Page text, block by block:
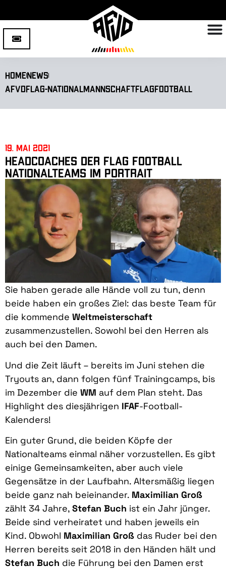
HomeNews
AFVDFlag-NationalmannschaftFlagfootball
19. Mai 2021
Headcoaches der Flag Football
Nationalteams im Portrait
Sie haben gerade alle Hände voll zu tun, denn
beide haben ein großes Ziel: das beste Team für
die kommende Weltmeisterschaft
zusammenzustellen. Sowohl bei den Herren als
auch bei den Damen.
Und die Zeit läuft – bereits im Juni stehen die
Tryouts an, dann folgen fünf Trainingcamps, bis
im Dezember die WM auf dem Plan steht. Das
Highlight des diesjährigen IFAF-Football-
Kalenders!
Ein guter Grund, die beiden Köpfe der
Nationalteams einmal näher vorzustellen. Es gibt
einige Gemeinsamkeiten, aber auch viele
Gegensätze in der Laufbahn. Altersmäßig liegen
beide ganz nah beieinander. Maximilian Groß
zählt 34 Jahre, Stefan Buch ist ein Jahr jünger.
Beide sind verheiratet und haben jeweils ein
Kind. Obwohl Maximilian Groß das Ruder bei den
Herren bereits seit 2018 in den Händen hält und
Stefan Buch die Führung bei den Damen erst